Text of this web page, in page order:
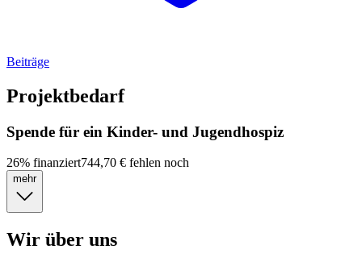
Beiträge
Projektbedarf
Spende für ein Kinder- und Jugendhospiz
26% finanziert744,70 € fehlen noch
mehr
Wir über uns